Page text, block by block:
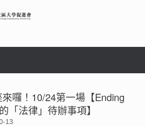
囉！10/24第一場【Ending
「法律」待辦事項】
13